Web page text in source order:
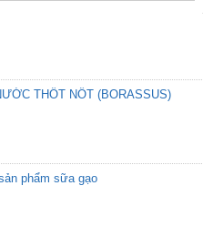
THỐT NỐT (BORASSUS)
phẩm sữa gạo